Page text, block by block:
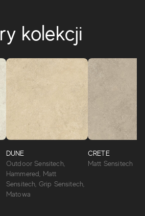
kolekcji
DUNE
Outdoor Sensitech,
Hammered, Matt
Sensitech, Grip Sensitech,
Matowa
CRETE
Matt Sensitech